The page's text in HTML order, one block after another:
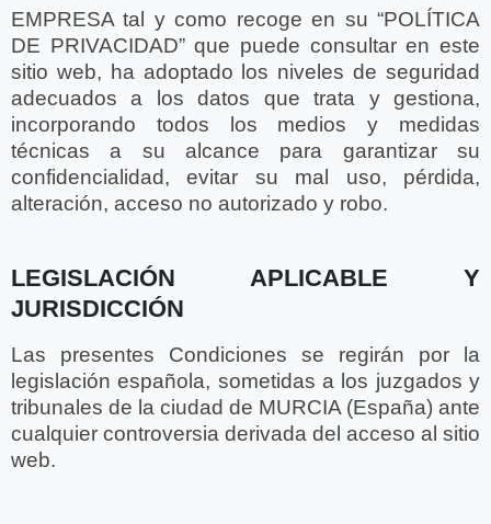
EMPRESA tal y como recoge en su “POLÍTICA
DE PRIVACIDAD” que puede consultar en este
sitio web, ha adoptado los niveles de seguridad
adecuados a los datos que trata y gestiona,
incorporando todos los medios y medidas
técnicas a su alcance para garantizar su
confidencialidad, evitar su mal uso, pérdida,
alteración, acceso no autorizado y robo.
LEGISLACIÓN APLICABLE Y
JURISDICCIÓN
Las presentes Condiciones se regirán por la
legislación española, sometidas a los juzgados y
tribunales de la ciudad de MURCIA (España) ante
cualquier controversia derivada del acceso al sitio
web.